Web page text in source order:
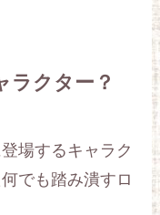
ラクター？
場するキャラク
でも踏み潰すロ